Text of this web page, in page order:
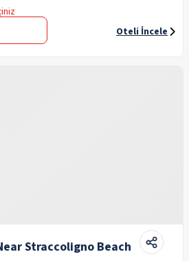
Oteli İncele
Straccoligno Beach